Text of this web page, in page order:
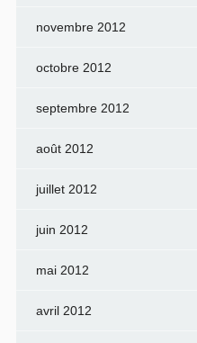
novembre 2012
octobre 2012
septembre 2012
août 2012
juillet 2012
juin 2012
mai 2012
avril 2012